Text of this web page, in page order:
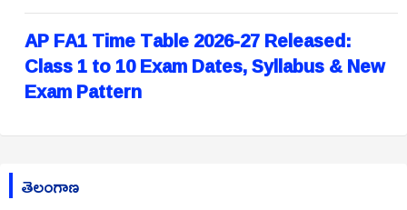
AP FA1 Time Table 2026-27 Released:
Class 1 to 10 Exam Dates, Syllabus & New
Exam Pattern
తెలంగాణ